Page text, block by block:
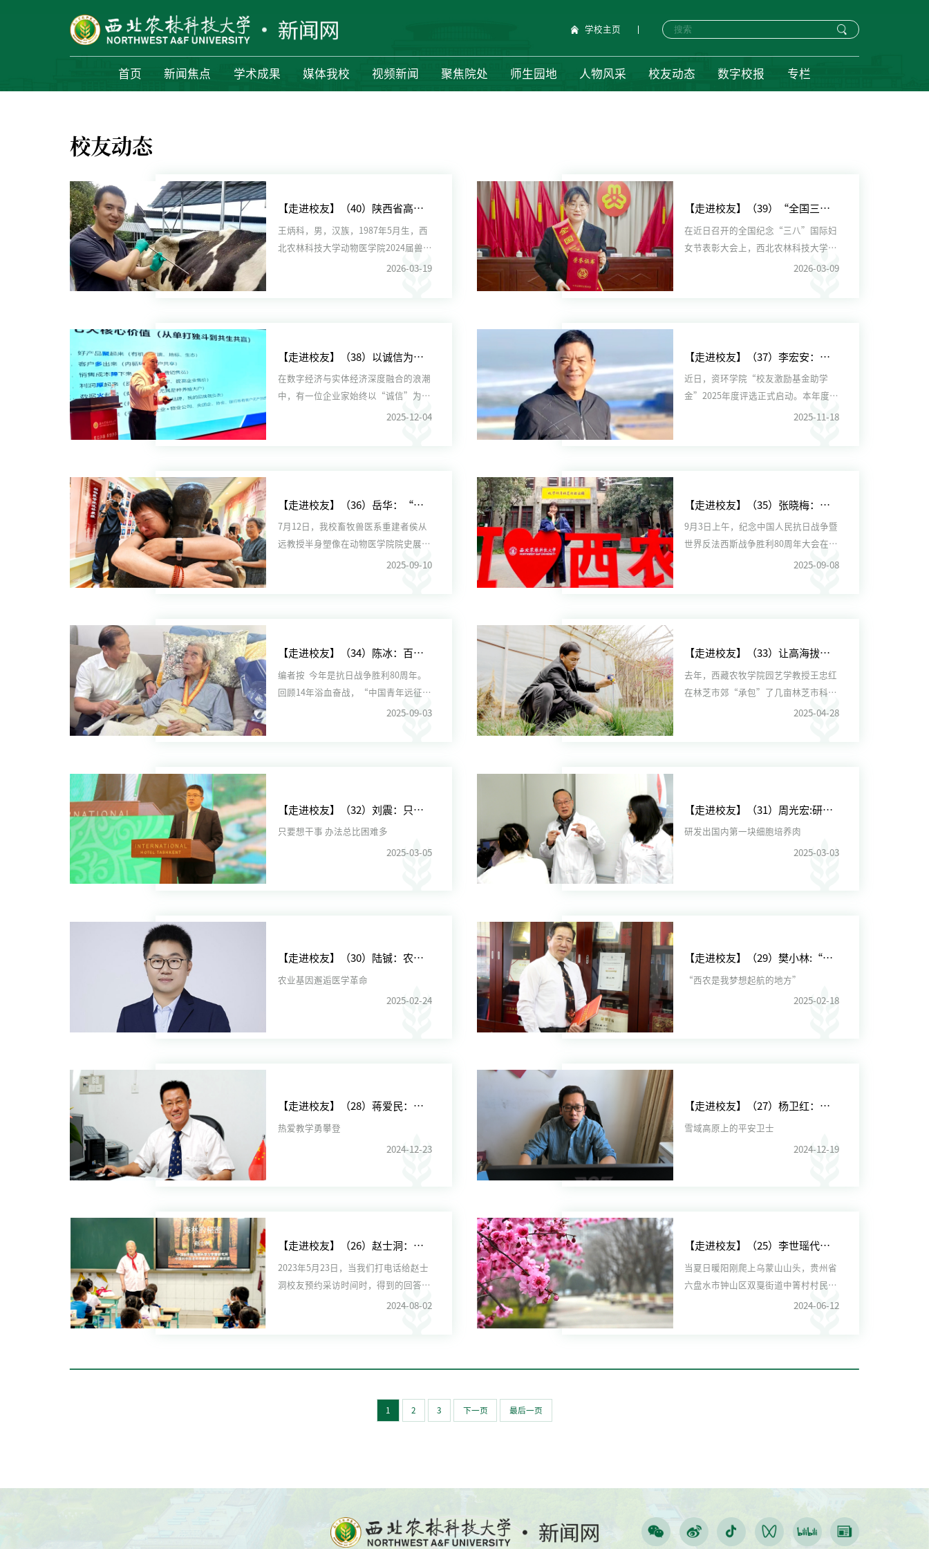
学校主页
首页 新闻焦点 学术成果 媒体我校 视频新闻 聚焦院处 师生园地 人物风采 校友动态 数字校报 专栏
校友动态
【走进校友】（40）陕西省高校毕业生就业创业典型王炳科：向西而行，走在奶业振兴最前沿
王炳科，男，汉族，1987年5月生，西
北农林科技大学动物医学院2024届兽医
2026-03-19
【走进校友】（39）“全国三八红旗手”宋慧：扎根田野绽芳华 种业创新助振兴
在近日召开的全国纪念“三八”国际妇
女节表彰大会上，西北农林科技大学优
秀博士、安阳市农业科学院谷...2026-03-09
【走进校友】（38）以诚信为罗盘：蒋国平的社会担当之路
在数字经济与实体经济深度融合的浪潮
中，有一位企业家始终以“诚信”为罗
盘，在科技与农业两大领域开...2025-12-04
【走进校友】（37）李宏安：半生闯荡砺初心 廿载公益暖人心
近日，资环学院“校友激励基金助学
金”2025年度评选正式启动。本年度该
助学金将继续助力寒门学子...2025-11-18
【走进校友】（36）岳华：“我欠先生一个拥抱！”
7月12日，我校畜牧兽医系重建者侯从
远教授半身塑像在动物医学院院史展览
室落成，红色的幕布刚一揭...2025-09-10
【走进校友】（35）张晓梅：走过天安门的96米
9月3日上午，纪念中国人民抗日战争暨
世界反法西斯战争胜利80周年大会在北
2025-09-08
【走进校友】（34）陈冰：百岁抗战老兵的传奇人生
编者按 今年是抗日战争胜利80周年。
回顾14年浴血奋战，“中国青年远征
2025-09-03
【走进校友】（33）让高海拔农牧区的老百姓实现“吃菜自由”
去年，西藏农牧学院园艺学教授王忠红
在林芝市郊“承包”了几亩林芝市科技
局的试验田。今年，试验田里...2025-04-28
【走进校友】（32）刘震：只要想干事 办法总比困难多
只要想干事 办法总比困难多
2025-03-05
【走进校友】（31）周光宏:研发出国内第一块细胞培养肉
研发出国内第一块细胞培养肉
2025-03-03
【走进校友】（30）陆铖：农业基因邂逅医学革命
农业基因邂逅医学革命
2025-02-24
【走进校友】（29）樊小林:“西农是我梦想起航的地方”
“西农是我梦想起航的地方”
2025-02-18
【走进校友】（28）蒋爱民：热爱教学勇攀登
热爱教学勇攀登
2024-12-23
【走进校友】（27）杨卫红：雪域高原上的平安卫士
雪域高原上的平安卫士
2024-12-19
【走进校友】（26）赵士洞：母校给我最宝贵的是勤奋学习精神
2023年5月23日，当我们打电话给赵士
洞校友预约采访时间时，得到的回答是
2024-08-02
【走进校友】（25）李世瑶代表：扎根乡土做调研 科技服务到田间
当夏日暖阳刚爬上乌蒙山山头，贵州省
六盘水市钟山区双戛街道中箐村村民汪
祖兰已开始在大棚里忙碌起来...2024-06-12
1 2 3 下一页 最后一页